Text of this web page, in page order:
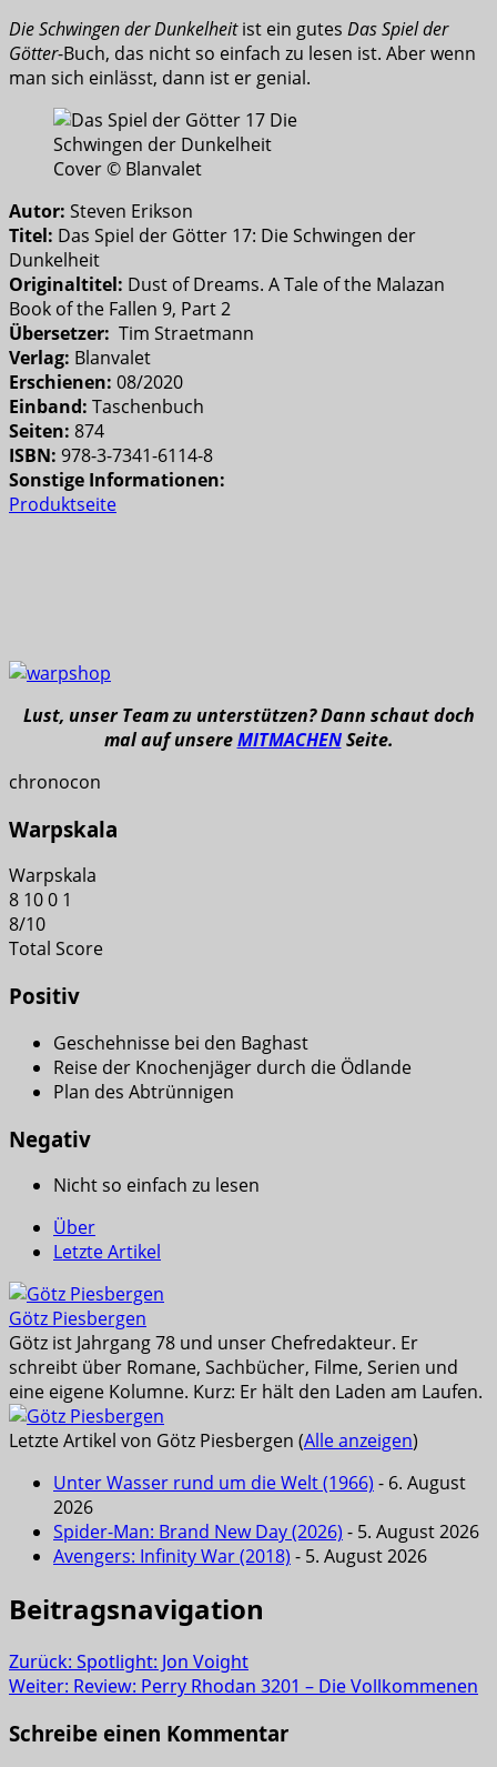
Die Schwingen der Dunkelheitist ein gutes Das Spiel der
Götter-Buch, das nicht so einfach zu lesen ist. Aber wenn
man sich einlässt, dann ist er genial.
Cover © Blanvalet
Autor: Steven Erikson
Titel: Das Spiel der Götter 17: Die Schwingen der
Dunkelheit
Originaltitel: Dust of Dreams. A Tale of the Malazan
Book of the Fallen 9, Part 2
Übersetzer: Tim Straetmann
Verlag: Blanvalet
Erschienen: 08/2020
Einband: Taschenbuch
Seiten: 874
ISBN: 978-3-7341-6114-8
Sonstige Informationen:
Produktseite
Lust, unser Team zu unterstützen? Dann schaut doch
mal auf unsereMITMACHENSeite.
chronocon
Warpskala
Warpskala
8 100 1
8/10
Total Score
Positiv
Geschehnisse bei den Baghast
Reise der Knochenjäger durch die Ödlande
Plan des Abtrünnigen
Negativ
Nicht so einfach zu lesen
Über
Letzte Artikel
Götz Piesbergen
Götz ist Jahrgang 78 und unser Chefredakteur. Er
schreibt über Romane, Sachbücher, Filme, Serien und
eine eigene Kolumne. Kurz: Er hält den Laden am Laufen.
Letzte Artikel von Götz Piesbergen (Alle anzeigen)
Unter Wasser rund um die Welt (1966) - 6. August
2026
Spider-Man: Brand New Day (2026) - 5. August 2026
Avengers: Infinity War (2018) - 5. August 2026
Beitragsnavigation
Zurück: Spotlight: Jon Voight
Weiter: Review: Perry Rhodan 3201 – Die Vollkommenen
Schreibe einen Kommentar